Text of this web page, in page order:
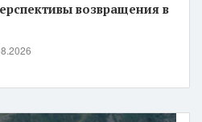
возвращения в